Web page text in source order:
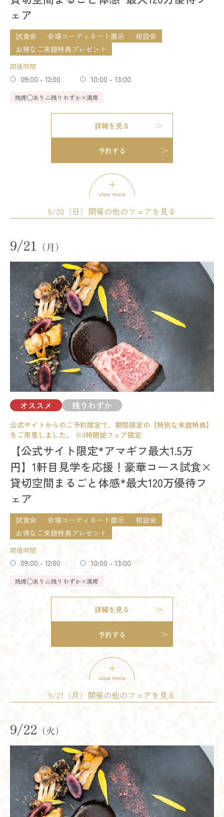
残りわずか
試食会
会場コーディネート展示
婚礼アイテム展示
相談会
お得なご来館特典プレゼント
14:00 - 14:30
15:00 - 15:30
残席◯あり△残りわずか
詳細を見る
予約する
相談会
開催時間
11:00 - 14:00
14:00 - 17:00
17:00 - 20:00
残席 ◯あり△残りわずか×満席
詳細を見る
予約する
残りわずか
模擬披露宴
試食会
婚礼アイテム展示
13:00 - 13:30
14:00 - 14:30
15:00 - 15:30
16:00 - 16:30
17:00 - 17:30
残席◯あり△残りわずか
詳細を見る
予約する
残席◯あり
詳細を見る
試食会 会場コーディネート展示 相談会
開催時間
09:00 - 12:00
10:00 - 13:00
14:00 - 17:00
15:00 - 18:00
18:00 - 21:00
残席◯あり△残りわずか×満席
詳細を見る
予約する
相談会
09:00 - 12:00
10:00 - 13:00
14:00 - 17:00
15:00 - 18:00
18:00 - 21:00
残席 ◯あり△残りわずか×満席
ェア
試食会 会場コーディネート展示
相談会
お得なご来館特典プレゼント
開催時間
09:00 - 12:00 10:00 - 13:00
残席◯あり △残りわずか×満席
詳細を見る
予約する
オススメ
試食会 会場コーディネート展示 相談会
開催時間
09:00 - 12:00
10:00 - 13:00
14:00 - 17:00
18:00 - 21:00
残席◯あり
詳細を見る
試食会 会場コーディネート展示 相談会
9/20（日）開催の他のフェアを見る
9/21 （月）
オススメ 残りわずか
公式サイトからのご予約限定で、期間限定の【特別な来館特典】
をご用意しました。 ※9時開始フェア限定
【公式サイト限定*アマギフ最大1.5万
円】1軒目見学を応援！豪華コース試食×
貸切空間まるごと体感*最大120万優待フ
ェア
試食会 会場コーディネート展示
相談会
お得なご来館特典プレゼント
開催時間
09:00 - 12:00 10:00 - 13:00
残席◯あり △残りわずか×満席
詳細を見る
予約する
9/21（月）開催の他のフェアを見る
9/22 （火）